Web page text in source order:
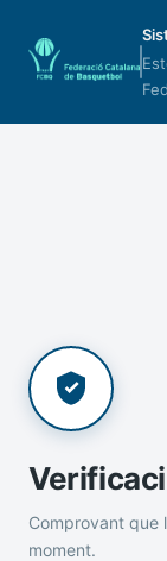
Comprovant que
moment.